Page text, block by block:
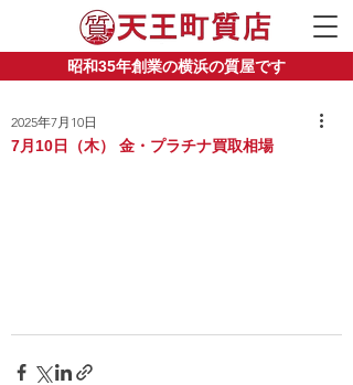
昭和35年創業の横浜の質屋です
7月10日（木） 金・プラチナ買取相場
2025年7月10日